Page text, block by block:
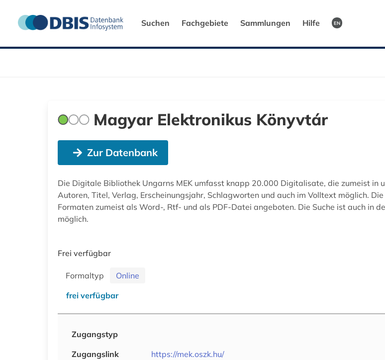
Suchen Fachgebiete Sammlungen Hilfe EN
Magyar Elektronikus Könyvtár
Zur Datenbank
Die Digitale Bibliothek Ungarns MEK umfasst knapp 20.000 Digitalisate, die zumeist in
Autoren, Titel, Verlag, Erscheinungsjahr, Schlagworten und auch im Volltext möglich.
Formaten zumeist als Word-, Rtf- und als PDF-Datei angeboten. Die Suche ist auch in
möglich.
Frei verfügbar
Formaltyp
Online
frei verfügbar
Zugangstyp
Zugangslink
https://mek.oszk.hu/